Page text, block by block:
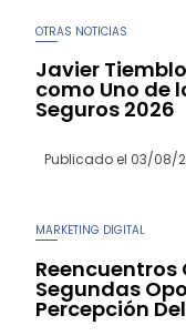
OTRAS NOTICIAS
Javier
como Uno de
Seguros 2026
Publicado el 03/08/
MARKETING DIGITAL
Reencuentros
Segundas
Percepción